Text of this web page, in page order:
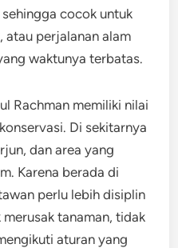
cocok untuk
atau perjalanan alam
waktunya terbatas.
Rachman memiliki nilai
Di sekitarnya
dan area yang
Karena berada di
perlu lebih disiplin
tanaman, tidak
aturan yang